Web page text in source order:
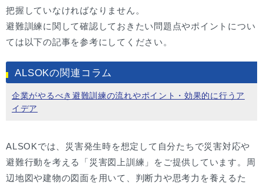
把握していなければなりません。
避難訓練に関して確認しておきたい問題点やポイントについ
ては以下の記事を参考にしてください。
ALSOKの関連コラム
企業がやるべき避難訓練の流れやポイント・効果的に行うア
イデア
ALSOKでは、災害発生時を想定して自分たちで災害対応や
避難行動を考える「災害図上訓練」をご提供しています。周
辺地図や建物の図面を用いて、判断力や思考力を養えるた